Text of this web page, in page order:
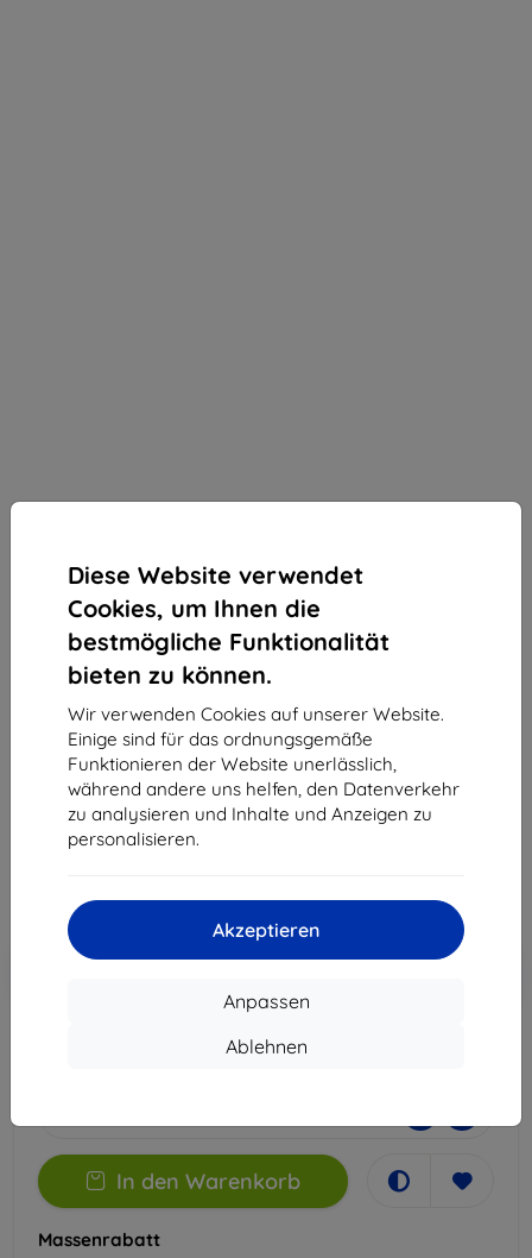
Diese Website verwendet
Cookies, um Ihnen die
bestmögliche Funktionalität
bieten zu können.
Wir verwenden Cookies auf unserer Website.
Einige sind für das ordnungsgemäße
Funktionieren der Website unerlässlich,
während andere uns helfen, den Datenverkehr
zu analysieren und Inhalte und Anzeigen zu
personalisieren.
Akzeptieren
Anpassen
Ablehnen
3MK StratCore700 mehrschichtiger Schutzfilm für
Realme GT Master
Geeignet für: Realme GT Master
22,90 €
20,61 €
ohne MWSt17,32 €
Rabatt mit Gutschein
In den
In den Warenkorb
Massenrabatt